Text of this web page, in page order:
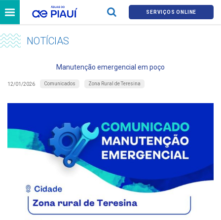
SERVIÇOS ONLINE
NOTÍCIAS
Manutenção emergencial em poço
12/01/2026 Comunicados Zona Rural de Teresina